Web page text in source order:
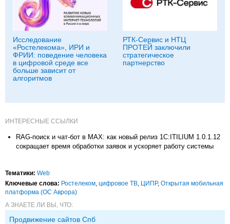
Исследование
«Ростелекома», ИРИ и
ФРИИ: поведение человека
в цифровой среде все
больше зависит от
алгоритмов
РТК-Сервис и НТЦ
ПРОТЕЙ заключили
стратегическое
партнерство
ИНТЕРЕСНЫЕ ССЫЛКИ
RAG-поиск и чат-бот в MAX: как новый релиз 1С:ITILIUM 1.0.1.12
сокращает время обработки заявок и ускоряет работу системы
Тематики: Web
Ключевые слова: Ростелеком, цифровое ТВ, ЦИПР, Открытая мобильная
платформа (ОС Аврора)
А ЗНАЕТЕ ЛИ ВЫ, ЧТО:
Продвижение сайтов Спб